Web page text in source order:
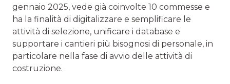
gennaio 2025, vede già coinvolte 10 commesse e
ha la finalità di digitalizzare e semplificare le
attività di selezione, unificare i database e
supportare i cantieri più bisognosi di personale, in
particolare nella fase di avvio delle attività di
costruzione.